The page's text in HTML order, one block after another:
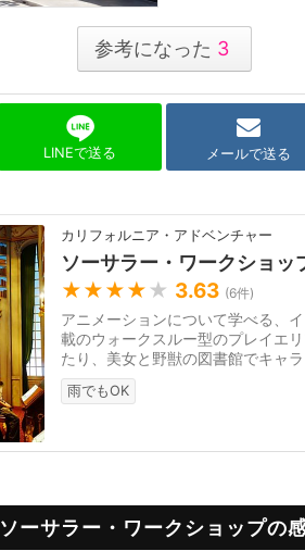
参考になった 3
LINEで送る メールで送る
カリフォルニア・アドベンチャー
ソーサラー・ワークショッ
★★★★ ★ 3.63 (6件)
アニメーションについて学べる、
載のウォークスルー型のプレイエ
たり、美女と野獣の図書館でキャ
す。ディズニーアニメーション...
雨でもOK
ソーサラー・ワークショップの